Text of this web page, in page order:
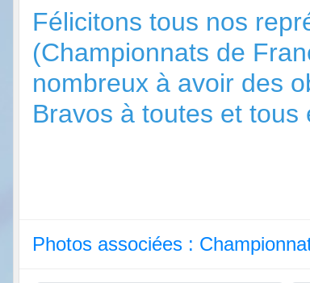
Félicitons tous nos
(Championnats de
nombreux à avoir des
Bravos à toutes et
Photos associées :